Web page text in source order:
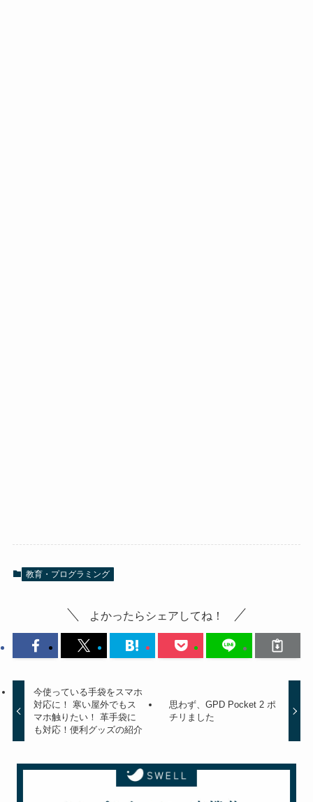
教育・プログラミング
よかったらシェアしてね！
今使っている手袋をスマホ
対応に！ 寒い屋外でもス
マホ触りたい！ 革手袋に
も対応！便利グッズの紹介
思わず、GPD Pocket 2 ポ
チリました